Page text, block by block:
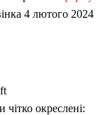
4 лютого 2024
окреслені: